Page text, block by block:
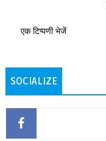
एक टिप्पणी भेजें
SOCIALIZE